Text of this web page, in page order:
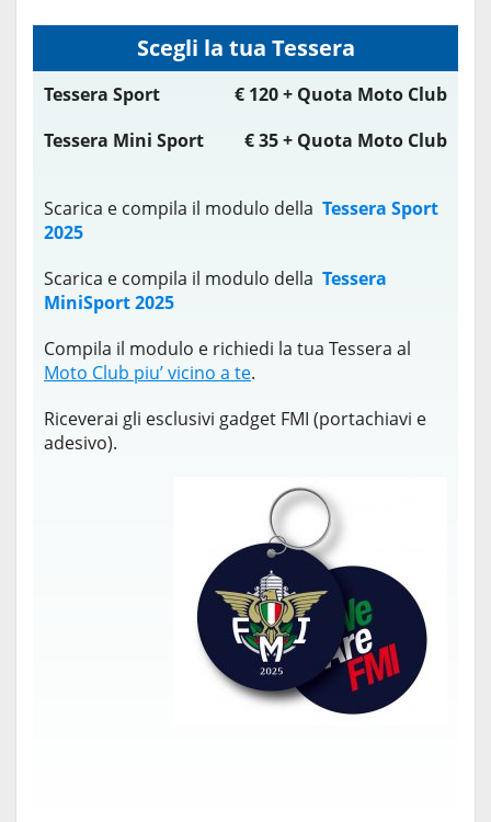
Scegli la tua Tessera
Tessera Sport
€ 120 + Quota Moto Club
Tessera Mini Sport
€ 35 + Quota Moto Club
Scarica e compila il modulo della Tessera Sport
2025
Scarica e compila il modulo della Tessera
MiniSport 2025
Compila il modulo e richiedi la tua Tessera al
Moto Club piu’ vicino a te.
Riceverai gli esclusivi gadget FMI (portachiavi e
adesivo).